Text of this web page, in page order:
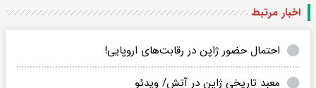
اخبار مرتبط
احتمال حضور ژاپن در رقابت‌های اروپایی!
معبد تاریخی ژاپن در آتش/ ویدئو